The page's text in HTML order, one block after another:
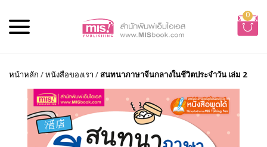
0
หน้าหลัก /หนังสือของเรา /สนทนาภาษาจีนกลางในชีวิตประจำวัน เล่ม 2